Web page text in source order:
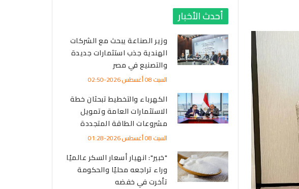
أحدث الأخبار
وزير الصناعة يبحث مع الشركات
الهندية جذب استثمارات جديدة
والتصنيع في مصر
السبت 08 أغسطس 2026-02:50
الكهرباء والتخطيط تبحثان خطة
الاستثمارات العامة وتمويل
مشروعات الطاقة المتجددة
السبت 08 أغسطس 2026-01:28
"خبير": انهيار أسعار السكر عالميًا
وراء تراجعه محليًا والحكومة
تأخرت في خفضه